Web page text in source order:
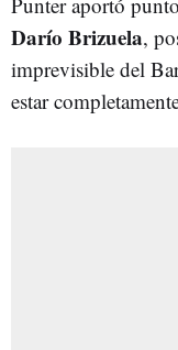
Darío Brizuela,
imprevisible del
estar